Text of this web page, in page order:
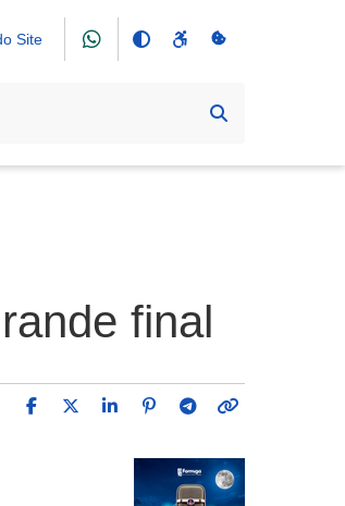
Site
final